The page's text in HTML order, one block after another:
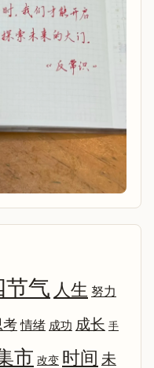
节气 人生 努力
考 情绪 成功 成长 手
市 改变 时间 未